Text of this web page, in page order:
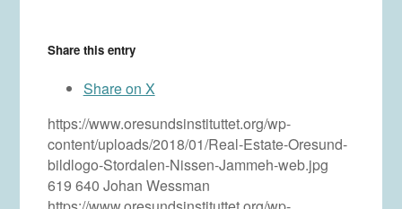
Share this entry
Share on X
https://www.oresundsinstituttet.org/wp-
content/uploads/2018/01/Real-Estate-Oresund-
bildlogo-Stordalen-Nissen-Jammeh-web.jpg
619 640 Johan Wessman